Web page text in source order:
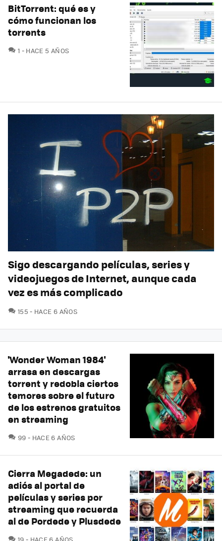
BitTorrent: qué es y
cómo funcionan los
torrents
1 COMENTARIOS
HACE 5 AÑOS
Sigo descargando películas, series y
videojuegos de Internet, aunque cada
vez es más complicado
155 COMENTARIOS
HACE 6 AÑOS
'Wonder Woman 1984'
arrasa en descargas
torrent y redobla ciertos
temores sobre el futuro
de los estrenos gratuitos
en streaming
99 COMENTARIOS
HACE 6 AÑOS
Cierra Megadede: un
adiós al portal de
películas y series por
streaming que recuerda
al de Pordede y Plusdede
COMENTARIOS